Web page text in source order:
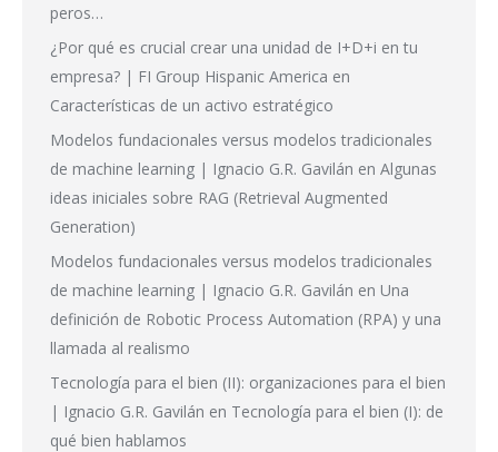
peros…
¿Por qué es crucial crear una unidad de I+D+i en tu
empresa? | FI Group Hispanic America en
Características de un activo estratégico
Modelos fundacionales versus modelos tradicionales
de machine learning | Ignacio G.R. Gavilán en Algunas
ideas iniciales sobre RAG (Retrieval Augmented
Generation)
Modelos fundacionales versus modelos tradicionales
de machine learning | Ignacio G.R. Gavilán en Una
definición de Robotic Process Automation (RPA) y una
llamada al realismo
Tecnología para el bien (II): organizaciones para el bien
| Ignacio G.R. Gavilán en Tecnología para el bien (I): de
qué bien hablamos